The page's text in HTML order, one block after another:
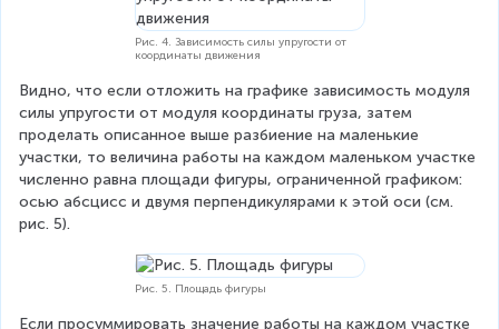
Рис. 4. Зависимость силы упругости от
координаты движения
Видно, что если отложить на графике зависимость модуля
силы упругости от модуля координаты груза, затем
проделать описанное выше разбиение на маленькие
участки, то величина работы на каждом маленьком участке
численно равна площади фигуры, ограниченной графиком:
осью абсцисс и двумя перпендикулярами к этой оси (см.
рис. 5).
Рис. 5. Площадь фигуры
Если просуммировать значение работы на каждом участке